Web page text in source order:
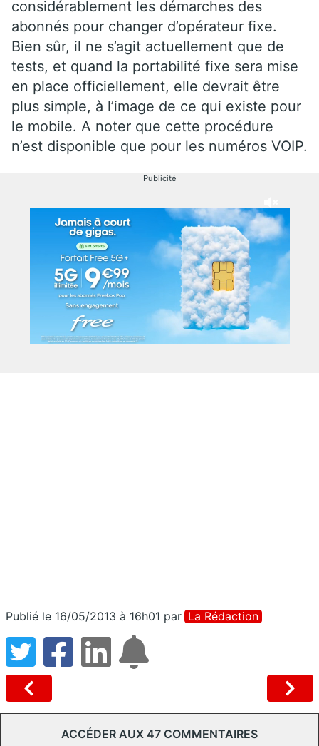
considérablement les démarches des
abonnés pour changer d’opérateur fixe.
Bien sûr, il ne s’agit actuellement que de
tests, et quand la portabilité fixe sera mise
en place officiellement, elle devrait être
plus simple, à l’image de ce qui existe pour
le mobile. A noter que cette procédure
n’est disponible que pour les numéros VOIP.
Publicité
Publié le 16/05/2013 à 16h01 par La Rédaction
ACCÉDER AUX 47 COMMENTAIRES